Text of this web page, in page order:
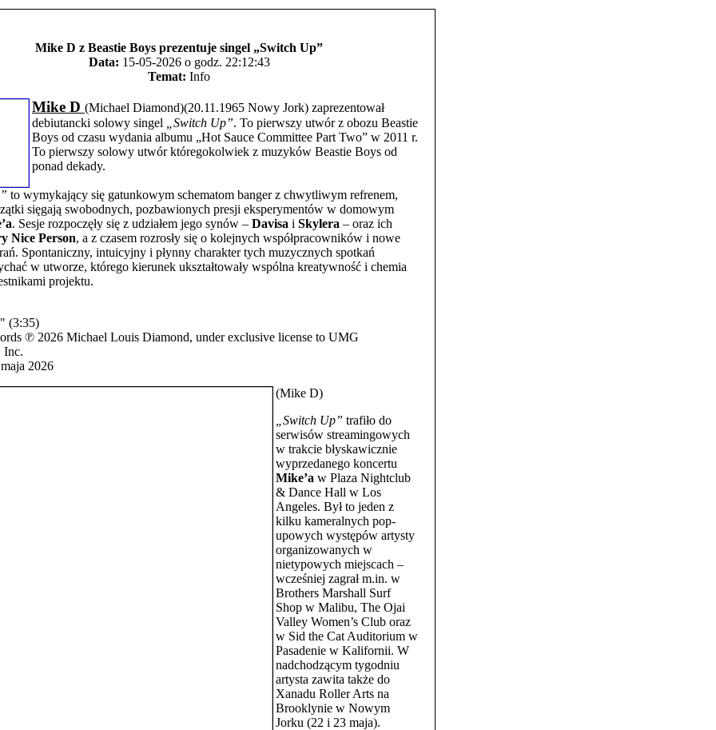
Mike D z Beastie Boys prezentuje singel „Switch Up”
Data: 15-05-2026 o godz. 22:12:43
Temat: Info
Mike D (Michael Diamond)(20.11.1965 Nowy Jork) zaprezentował
debiutancki solowy singel
„Switch Up”. To pierwszy utwór z obozu Beastie
Boys od czasu wydania albumu „Hot Sauce Committee Part Two” w 2011 r.
To pierwszy solowy utwór któregokolwiek z muzyków Beastie Boys od
ponad dekady.
to wymykający się gatunkowym schematom banger z chwytliwym refrenem,
sięgają swobodnych, pozbawionych presji eksperymentów w domowym
. Sesje rozpoczęły się z udziałem jego synów – Davisa i Skylera – oraz ich
Nice Person, a z czasem rozrosły się o kolejnych współpracowników i nowe
Spontaniczny, intuicyjny i płynny charakter tych muzycznych spotkań
w utworze, którego kierunek ukształtowały wspólna kreatywność i chemia
projektu.
(3:35)
℗ 2026 Michael Louis Diamond, under exclusive license to UMG
Inc.
2026
(Mike D)
„Switch Up” trafiło do
serwisów streamingowych
w trakcie błyskawicznie
wyprzedanego koncertu
Mike’a w Plaza Nightclub
& Dance Hall w Los
Angeles. Był to jeden z
kilku kameralnych pop-
upowych występów artysty
organizowanych w
nietypowych miejscach –
wcześniej zagrał m.in. w
Brothers Marshall Surf
Shop w Malibu, The Ojai
Valley Women’s Club oraz
w Sid the Cat Auditorium w
Pasadenie w Kalifornii. W
nadchodzącym tygodniu
artysta zawita także do
Xanadu Roller Arts na
Brooklynie w Nowym
Jorku (22 i 23 maja).